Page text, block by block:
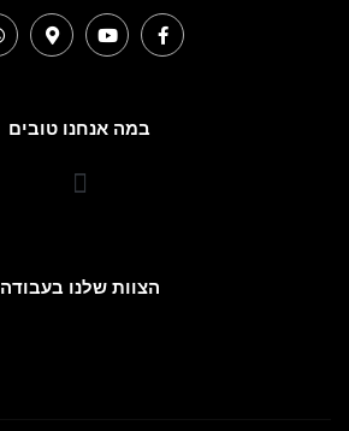
במה אנחנו טובים
הצוות שלנו בעבודה